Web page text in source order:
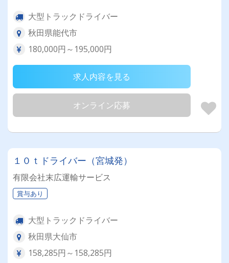
大型トラックドライバー
秋田県能代市
180,000円～195,000円
求人内容を見る
オンライン応募
１０ｔドライバー（宮城発）
有限会社末広運輸サービス
賞与あり
大型トラックドライバー
秋田県大仙市
158,285円～158,285円